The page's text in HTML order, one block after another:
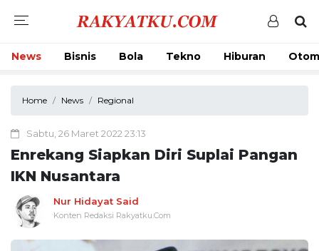
News Bisnis Bola Tekno Hiburan
Home News Regional
Sabtu, 26 Maret 2022 23:13
Enrekang Siapkan Diri Suplai Pangan
IKN Nusantara
Nur Hidayat Said
Konten Redaksi Rakyatku.Com